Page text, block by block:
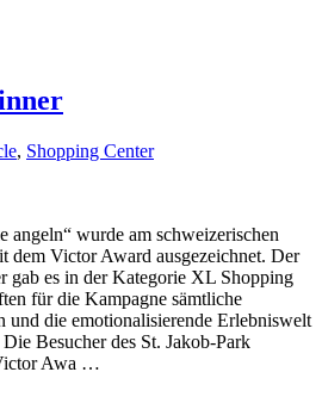
, Shopping Center
angeln“ wurde am schweizerischen
dem Victor Award ausgezeichnet. Der
gab es in der Kategorie XL Shopping
für die Kampagne sämtliche
die emotionalisierende Erlebniswelt
Besucher des St. Jakob-Park
Awa …